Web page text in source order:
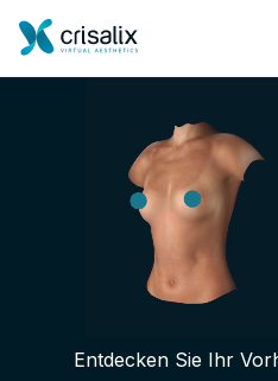
Startseite für Chirurgen
3D-Business-Plattform
Pläne
Entdecken Sie Ihr